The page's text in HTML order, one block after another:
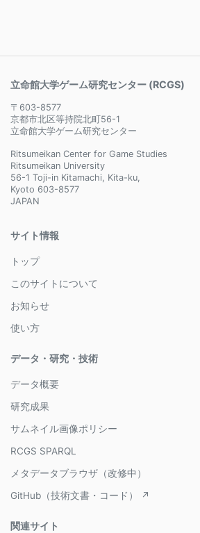
立命館大学ゲーム研究センター (RCGS)
〒603-8577
京都市北区等持院北町56-1
立命館大学ゲーム研究センター
Ritsumeikan Center for Game Studies
Ritsumeikan University
56-1 Toji-in Kitamachi, Kita-ku,
Kyoto 603-8577
JAPAN
サイト情報
トップ
このサイトについて
お知らせ
使い方
データ・研究・技術
データ概要
研究成果
サムネイル画像ポリシー
RCGS SPARQL
メタデータブラウザ（改修中）
GitHub（技術文書・コード） ↗
関連サイト